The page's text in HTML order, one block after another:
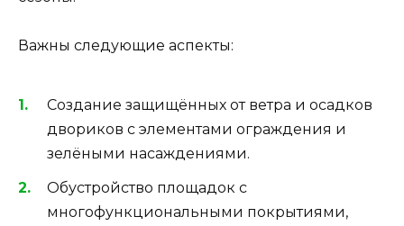
Важны следующие аспекты:
Создание защищённых от ветра и осадков
двориков с элементами ограждения и
зелёными насаждениями.
Обустройство площадок с
многофункциональными покрытиями,